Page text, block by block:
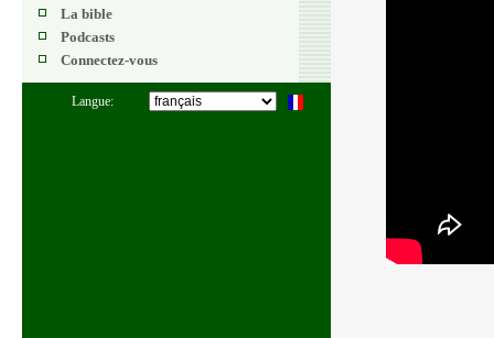
La bible
Podcasts
Connectez-vous
Langue: